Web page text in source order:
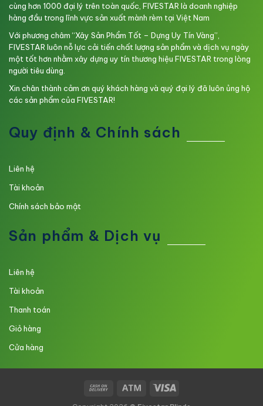
cùng hơn 1000 đại lý trên toàn quốc, FIVESTAR là doanh nghiệp
hàng đầu trong lĩnh vực sản xuất mành rèm tại Việt Nam
Với phương châm “Xây Sản Phẩm Tốt – Dựng Uy Tín Vàng”,
FIVESTAR luôn nỗ lực cải tiến chất lượng sản phẩm và dịch vụ ngày
một tốt hơn nhằm xây dựng uy tín thương hiệu FIVESTAR trong lòng
người tiêu dùng.
Xin chân thành cảm ơn quý khách hàng và quý đại lý đã luôn ủng hộ
các sản phẩm của FIVESTAR!
Quy định & Chính sách
Liên hệ
Tài khoản
Chính sách bảo mật
Sản phẩm & Dịch vụ
Liên hệ
Tài khoản
Thanh toán
Giỏ hàng
Cửa hàng